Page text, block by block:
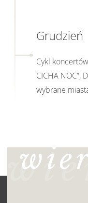
Zobacz
na
temat
Grudzień
Cykl
CICHA NOC”,
wybrane
Finał:
Premiera filmu
slajdu